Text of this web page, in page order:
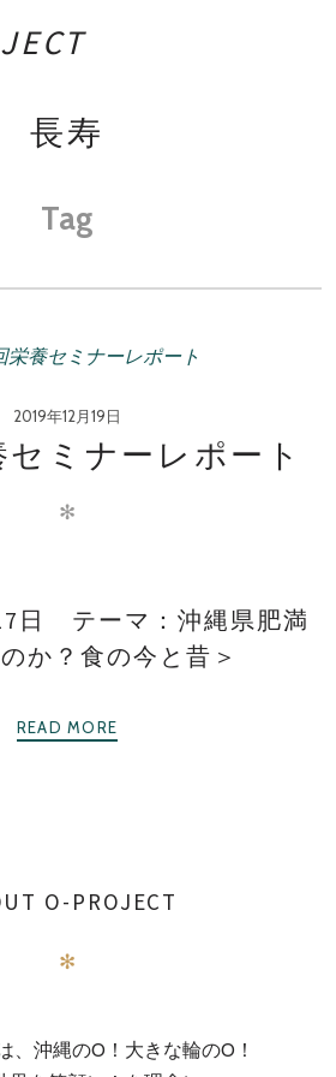
長寿
Tag
2019年12月19日
ミナーレポート
✻
日 テーマ：沖縄県肥満
か？食の今と昔＞
READ MORE
O-PROJECT
✻
、沖縄のO！大きな輪のO！